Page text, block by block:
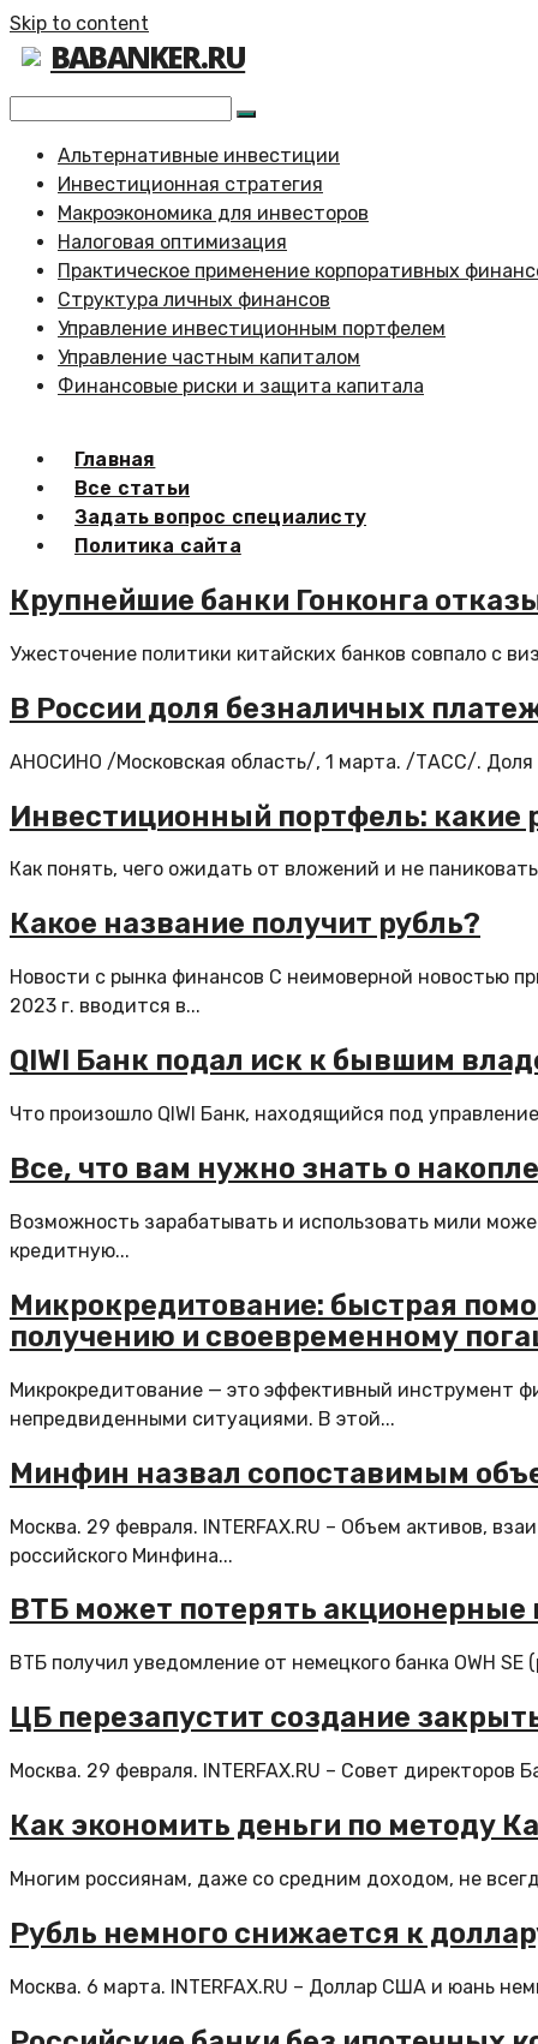
Skip to content
BABANKER.RU
Альтернативные инвестиции
Инвестиционная стратегия
Макроэкономика для инвесторов
Налоговая оптимизация
Практическое применение корпоративных
Структура личных финансов
Управление инвестиционным портфелем
Управление частным капиталом
Финансовые риски и защита капитала
Главная
Все статьи
Задать вопрос специалисту
Политика сайта
Крупнейшие банки Гонконга
Ужесточение политики китайских банков совпало с
В России доля безналичных
АНОСИНО /Московская область/, 1 марта. /ТАСС/. Доля
Инвестиционный портфель: какие
Как понять, чего ожидать от вложений и не
Какое название получит рубль?
Новости с рынка финансов С неимоверной новостью
2023 г. вводится в...
QIWI Банк подал иск к бывшим
Что произошло QIWI Банк, находящийся под
Все, что вам нужно знать о
Возможность зарабатывать и использовать мили
кредитную...
Микрокредитование: быстрая
получению и своевременному
Микрокредитование — это эффективный инструмент
непредвиденными ситуациями. В этой...
Минфин назвал сопоставимым
Москва. 29 февраля. INTERFAX.RU – Объем активов,
российского Минфина...
ВТБ может потерять акционерные
ВТБ получил уведомление от немецкого банка OWH
ЦБ перезапустит создание
Москва. 29 февраля. INTERFAX.RU – Совет
Как экономить деньги по методу
Многим россиянам, даже со средним доходом, не
Рубль немного снижается к
Москва. 6 марта. INTERFAX.RU – Доллар США и юань